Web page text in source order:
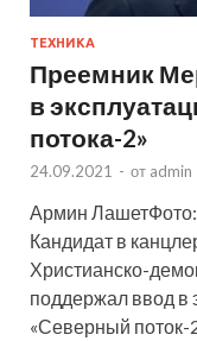
ТЕХНИКА
Преемник
в
потока-2»
24.09.2021 - от admin
Армин ЛашетФото:
Кандидат в
Христианско-
поддержал ввод в
«Северный